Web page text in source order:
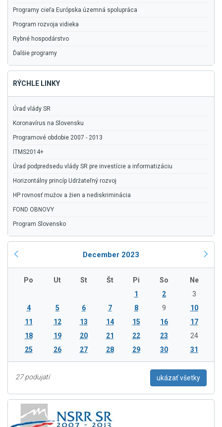
Programy cieľa Európska územná spolupráca
Program rozvoja vidieka
Rybné hospodárstvo
Ďalšie programy
RÝCHLE LINKY
Úrad vlády SR
Koronavírus na Slovensku
Programové obdobie 2007 - 2013
ITMS2014+
Úrad podpredsedu vlády SR pre investície a informatizáciu
Horizontálny princíp Udržateľný rozvoj
HP rovnosť mužov a žien a nediskriminácia
FOND OBNOVY
Program Slovensko
December 2023
Po Ut St Št Pi So
Ne
1
2
3
4
5 6 7 8 9
10
11
12 13 14 15 16
17
18
19 20 21 22 23
24
25
26 27 28 29 30 31
27 podujatí ukázať všetky